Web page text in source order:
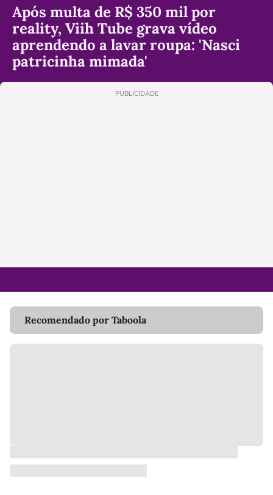
Após multa de R$ 350 mil por
reality, Viih Tube grava vídeo
aprendendo a lavar roupa: 'Nasci
patricinha mimada'
PUBLICIDADE
Recomendado por Taboola